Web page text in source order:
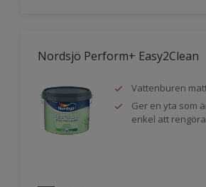
Nordsjö Perform+ Easy2Clean
Vattenburen
Ger en yta som
enkel att rengöra